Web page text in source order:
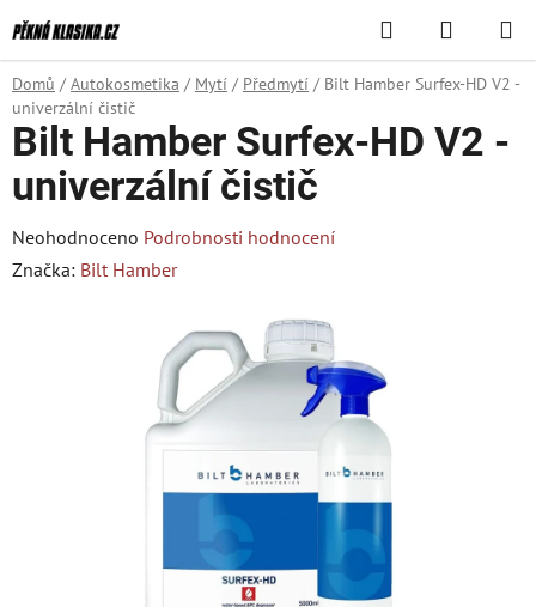
na
obsah
Hledat
KOŠÍK
Domů / Autokosmetika / Mytí / Předmytí / Bilt Hamber Surfex-HD V2 -
univerzální čistič
Bilt Hamber Surfex-HD V2 -
univerzální čistič
Průměrné
hodnocení
Neohodnoceno Podrobnosti hodnocení
Značka: Bilt Hamber